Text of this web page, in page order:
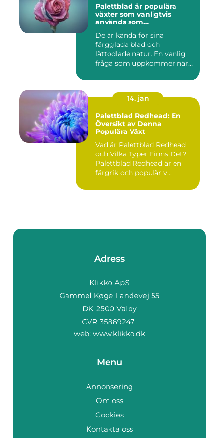
Palettblad är populära
växter som vanligtvis
används som
De är kända för sina
färgglada blad och
lättodlade natur. En vanlig
fråga som uppkommer när
14. jan
Palettblad Redhead: En
Översikt av Denna
Populära Växt
Vad är Palettblad Redhead
och Vilka Typer Finns Det?
Palettblad Redhead är en
färgrik och populär v...
Adress
web: www.klikko.dk
Menu
Annonsering
Om oss
Cookies
Kontakta oss